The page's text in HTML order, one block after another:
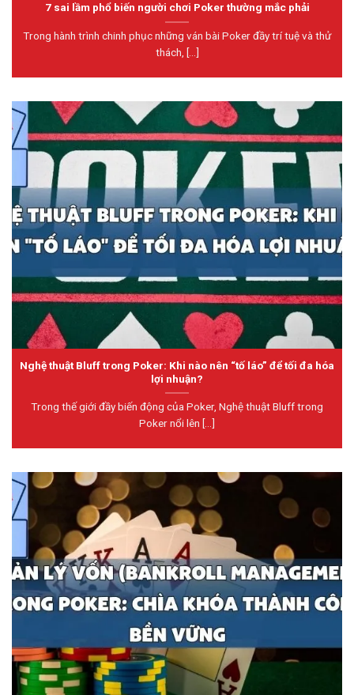
7 sai lầm phổ biến người chơi Poker thường mắc phải
Trong hành trình chinh phục những ván bài Poker đầy trí tuệ và thử
thách, [...]
Nghệ thuật Bluff trong Poker: Khi nào nên “tố láo” để tối đa hóa
lợi nhuận?
Trong thế giới đầy biến động của Poker, Nghệ thuật Bluff trong
Poker nổi lên [...]